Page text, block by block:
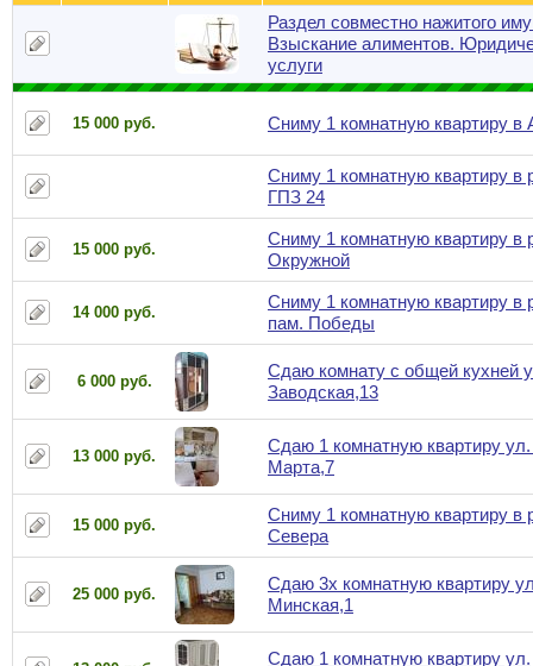
Раздел совместно нажитого
Взыскание алиментов.
услуги
15 000 руб. Сниму 1 комнатную квартиру в
Сниму 1 комнатную квартиру в
ГПЗ 24
15 000 руб.
Сниму 1 комнатную квартиру в
Окружной
14 000 руб.
Сниму 1 комнатную квартиру в
пам. Победы
6 000 руб.
Сдаю комнату с общей кухней
Заводская,13
13 000 руб.
Сдаю 1 комнатную квартиру
Марта,7
15 000 руб.
Сниму 1 комнатную квартиру в
Севера
25 000 руб.
Сдаю 3х комнатную квартиру
Минская,1
Сдаю 1 комнатную квартиру ул.